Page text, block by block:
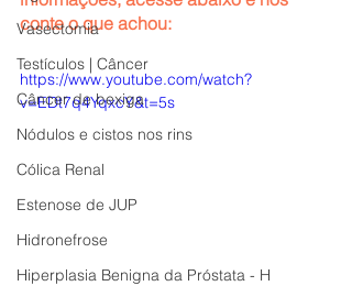
Vasectomia
Testículos | Câncer
Câncer de bexiga
Nódulos e cistos nos rins
Cólica Renal
Estenose de JUP
Hidronefrose
Hiperplasia Benigna da Próstata - H
conte o que achou:
https://www.youtube.com/watch?
v=EDt7q4YqxcY&t=5s